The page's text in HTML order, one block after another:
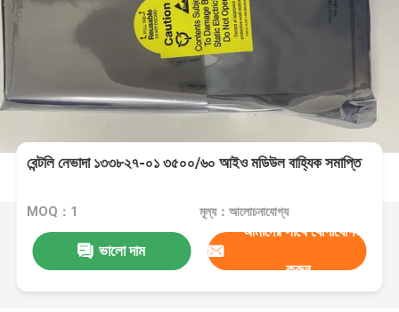
বেন্টলি নেভাদা ১৩৩৮২৭-০১ ৩৫০০/৬০ আইও মডিউল বাহ্যিক সমাপ্তি
MOQ：1 মূল্য：আলোচনাযোগ্য
ভালো দাম
আমাদের সাথে যোগাযোগ
করুন